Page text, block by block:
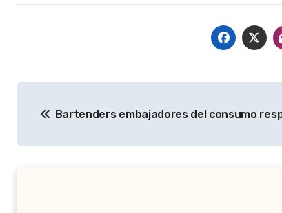
de
entradas
Bartenders embajadores del consumo